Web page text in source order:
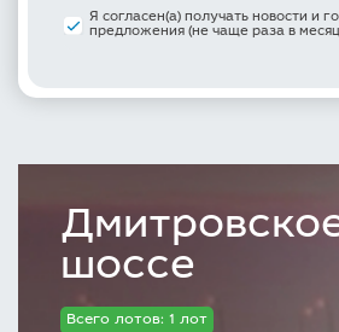
Я согласен(а) получать новости и
предложения (не чаще раза в
шоссе
Всего лотов: 1 лот